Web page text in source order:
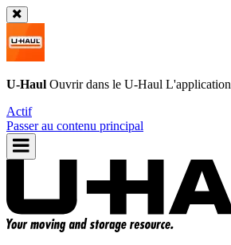
U-Haul Ouvrir dans le U-Haul L'application
Actif
Passer au contenu principal